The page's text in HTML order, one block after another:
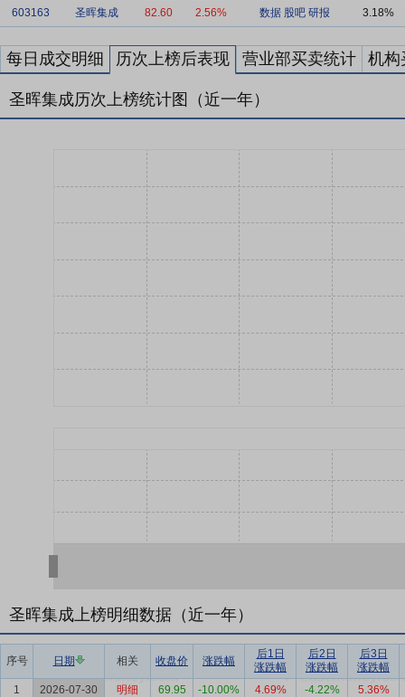
603163 圣晖集成 82.60 2.56% 数据 股吧 研报 3.18%
每日成交明细 历次上榜后表现 营业部买卖统计 机构
圣晖集成历次上榜统计图（近一年）
圣晖集成上榜明细数据（近一年）
序号 日期 相关 收盘价 涨跌幅
后1日
涨跌幅
后2日
涨跌幅
后3日
涨跌幅
1
2026-07-30 明细 69.95 -10.00% 4.69% -4.22%
5.36%